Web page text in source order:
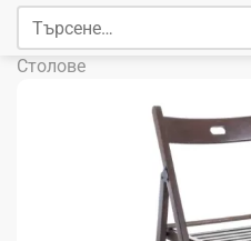
Търсене
Столове